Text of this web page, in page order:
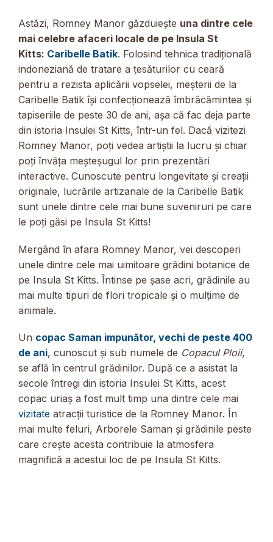
Astăzi, Romney Manor găzduiește una dintre cele
mai celebre afaceri locale de pe Insula St
Kitts: Caribelle Batik. Folosind tehnica tradițională
indoneziană de tratare a țesăturilor cu ceară
pentru a rezista aplicării vopselei, meșterii de la
Caribelle Batik își confecționează îmbrăcămintea și
tapiseriile de peste 30 de ani, așa că fac deja parte
din istoria Insulei St Kitts, într-un fel. Dacă vizitezi
Romney Manor, poți vedea artiștii la lucru și chiar
poți învăța meșteșugul lor prin prezentări
interactive. Cunoscute pentru longevitate și creații
originale, lucrările artizanale de la Caribelle Batik
sunt unele dintre cele mai bune suveniruri pe care
le poți găsi pe Insula St Kitts!
Mergând în afara Romney Manor, vei descoperi
unele dintre cele mai uimitoare grădini botanice de
pe Insula St Kitts. Întinse pe șase acri, grădinile au
mai multe tipuri de flori tropicale și o mulțime de
animale.
Un copac Saman impunător, vechi de peste 400
de ani, cunoscut și sub numele de Copacul Ploii,
se află în centrul grădinilor. După ce a asistat la
secole întregi din istoria Insulei St Kitts, acest
copac uriaș a fost mult timp una dintre cele mai
vizitate atracții turistice de la Romney Manor. În
mai multe feluri, Arborele Saman și grădinile peste
care crește acesta contribuie la atmosfera
magnifică a acestui loc de pe Insula St Kitts.